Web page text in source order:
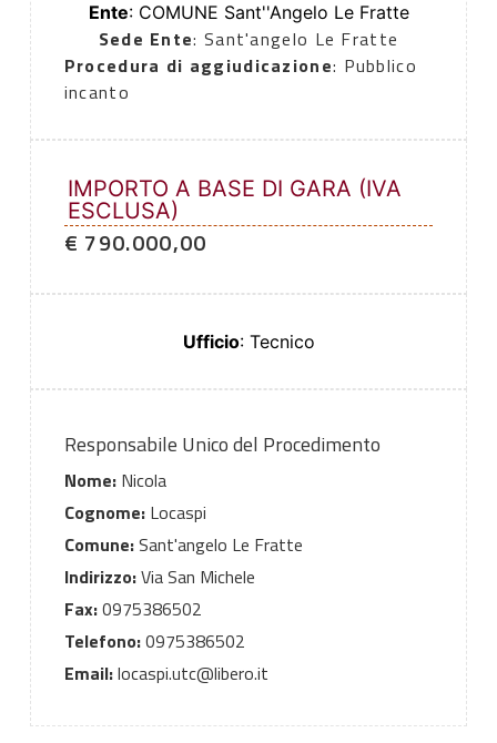
Ente: COMUNE Sant''Angelo Le Fratte
Sede Ente: Sant'angelo Le Fratte
Procedura di aggiudicazione: Pubblico
incanto
IMPORTO A BASE DI GARA (IVA
ESCLUSA)
€ 790.000,00
Ufficio: Tecnico
Responsabile Unico del Procedimento
Nome:Nicola
Cognome:Locaspi
Comune:Sant'angelo Le Fratte
Indirizzo:Via San Michele
Fax:0975386502
Telefono:0975386502
Email:locaspi.utc@libero.it